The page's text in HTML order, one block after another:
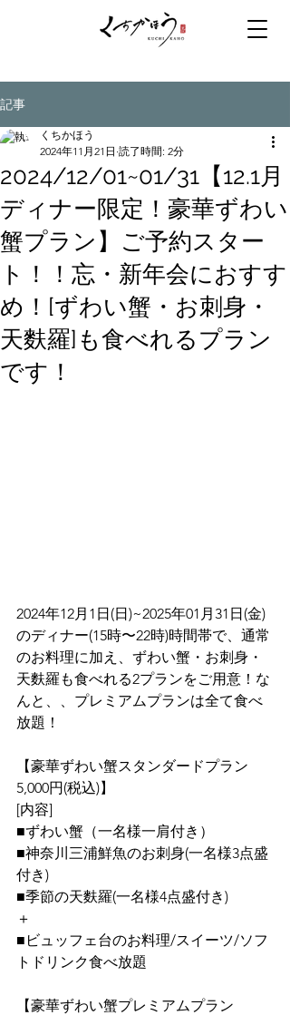
記事
2024/12/01~01/31【12.1月
ディナー限定！豪華ずわい
蟹プラン】ご予約スター
ト！！忘・新年会におすす
め！[ずわい蟹・お刺身・
天麩羅]も食べれるプラン
です！
くちかほう
2024年11月21日 読了時間: 2分
2024年12月1日(日)~2025年01月31日(金)
のディナー(15時〜22時)時間帯で、通常
のお料理に加え、ずわい蟹・お刺身・
天麩羅も食べれる2プランをご用意！な
んと、、プレミアムプランは全て食べ
放題！
【豪華ずわい蟹スタンダードプラン
5,000円(税込)】
[内容]
■ずわい蟹（一名様一肩付き）
■神奈川三浦鮮魚のお刺身(一名様3点盛
付き)
■季節の天麩羅(一名様4点盛付き)
＋
■ビュッフェ台のお料理/スイーツ/ソフ
トドリンク食べ放題
【豪華ずわい蟹プレミアムプラン